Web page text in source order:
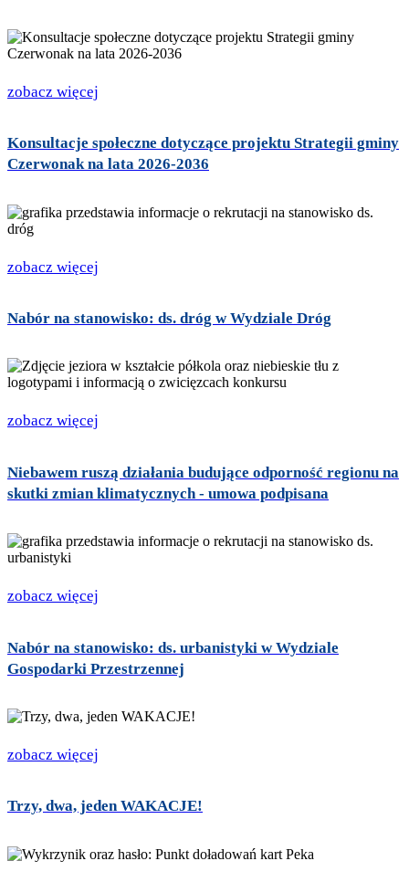
zobacz więcej
Konsultacje społeczne dotyczące projektu Strategii gminy
Czerwonak na lata 2026-2036
zobacz więcej
Nabór na stanowisko: ds. dróg w Wydziale Dróg
zobacz więcej
Niebawem ruszą działania budujące odporność regionu na
skutki zmian klimatycznych - umowa podpisana
zobacz więcej
Nabór na stanowisko: ds. urbanistyki w Wydziale
Gospodarki Przestrzennej
zobacz więcej
Trzy, dwa, jeden WAKACJE!